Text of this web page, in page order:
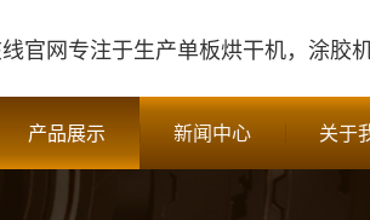
官网专注于生产单板烘干机，涂胶
产品展示 新闻中心 关于